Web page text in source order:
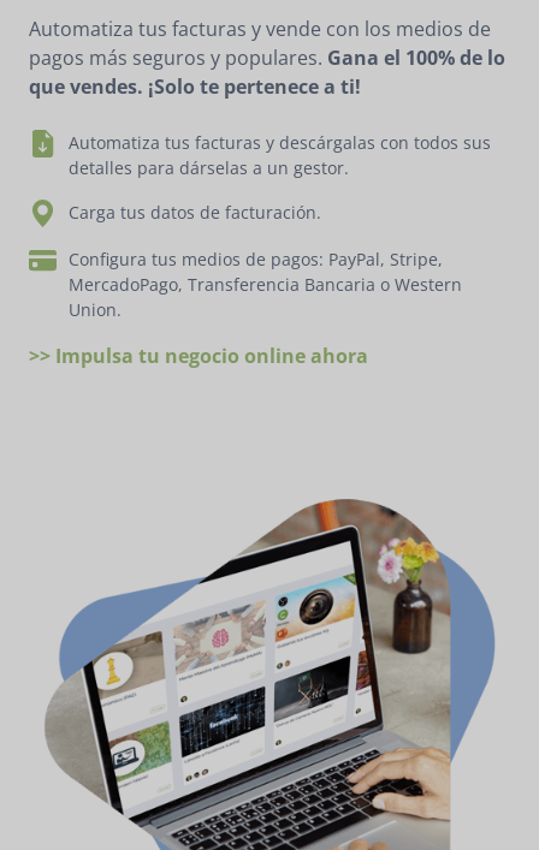
Automatiza tus facturas y vende con los medios de
pagos más seguros y populares. Gana el 100% de lo
que vendes. ¡Solo te pertenece a ti!
Automatiza tus facturas y descárgalas con todos sus
detalles para dárselas a un gestor.
Carga tus datos de facturación.
Configura tus medios de pagos: PayPal, Stripe,
MercadoPago, Transferencia Bancaria o Western
Union.
>> Impulsa tu negocio online ahora